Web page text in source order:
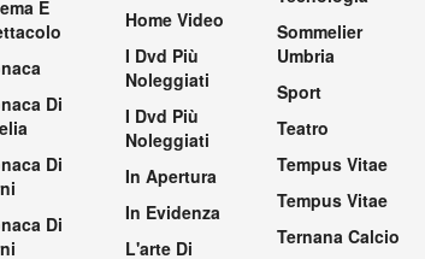
E
Di
Di
Di
Home Video
I Dvd Più
Noleggiati
I Dvd Più
Noleggiati
In Apertura
In Evidenza
L'arte Di
Sommelier
Umbria
Sport
Teatro
Tempus Vitae
Tempus Vitae
Ternana Calcio